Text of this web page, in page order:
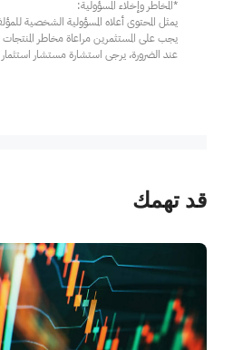
عند الضرورة، يرجى استشارة مستشار
قد تهمك